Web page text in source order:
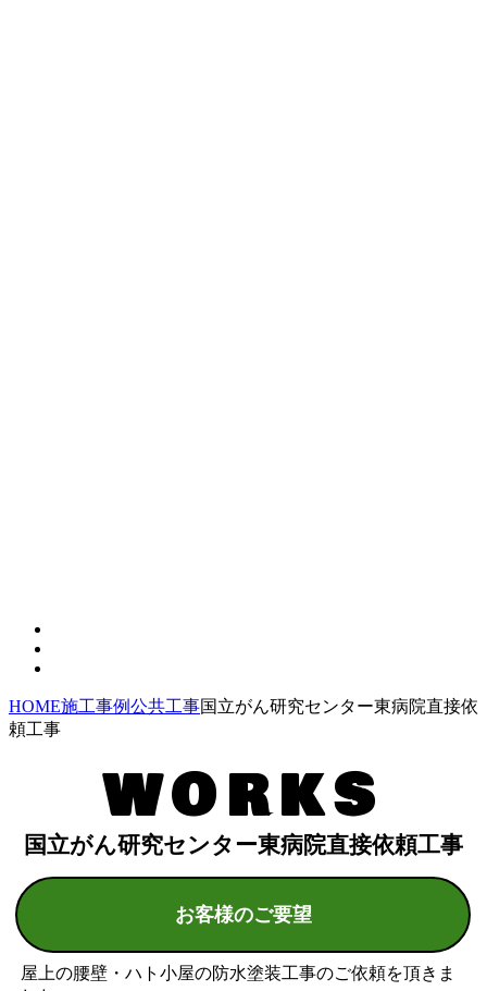
HOME施工事例公共工事国立がん研究センター東病院直接依
頼工事
WORKS
国立がん研究センター東病院直接依頼工事
お客様のご要望
屋上の腰壁・ハト小屋の防水塗装工事のご依頼を頂きま